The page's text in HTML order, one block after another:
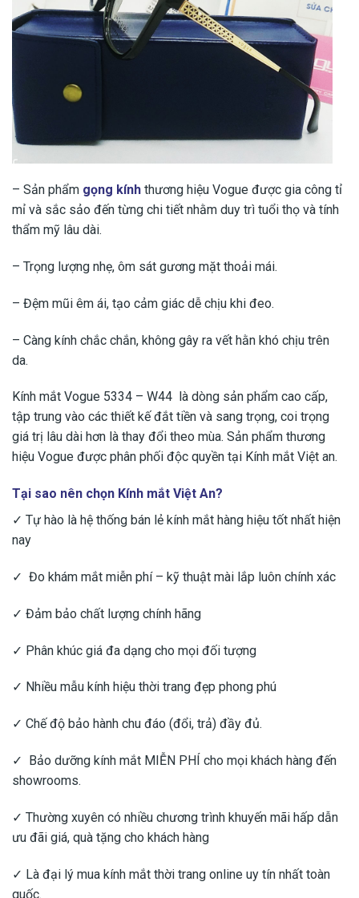
– Sản phẩm gọng kính thương hiệu Vogue được gia công tỉ
mỉ và sắc sảo đến từng chi tiết nhằm duy trì tuổi thọ và tính
thẩm mỹ lâu dài.
– Trọng lượng nhẹ, ôm sát gương mặt thoải mái.
– Đệm mũi êm ái, tạo cảm giác dễ chịu khi đeo.
– Càng kính chắc chắn, không gây ra vết hằn khó chịu trên
da.
Kính mắt Vogue 5334 – W44 là dòng sản phẩm cao cấp,
tập trung vào các thiết kế đắt tiền và sang trọng, coi trọng
giá trị lâu dài hơn là thay đổi theo mùa. Sản phẩm thương
hiệu Vogue được phân phối độc quyền tại Kính mắt Việt an.
Tại sao nên chọn Kính mắt Việt An?
✓ Tự hào là hệ thống bán lẻ kính mắt hàng hiệu tốt nhất hiện
nay
✓ Đo khám mắt miễn phí – kỹ thuật mài lắp luôn chính xác
✓ Đảm bảo chất lượng chính hãng
✓ Phân khúc giá đa dạng cho mọi đối tượng
✓ Nhiều mẫu kính hiệu thời trang đẹp phong phú
✓ Chế độ bảo hành chu đáo (đổi, trả) đầy đủ.
✓ Bảo dưỡng kính mắt MIỄN PHÍ cho mọi khách hàng đến
showrooms.
✓ Thường xuyên có nhiều chương trình khuyến mãi hấp dẫn
ưu đãi giá, quà tặng cho khách hàng
✓ Là đại lý mua kính mắt thời trang online uy tín nhất toàn
quốc.